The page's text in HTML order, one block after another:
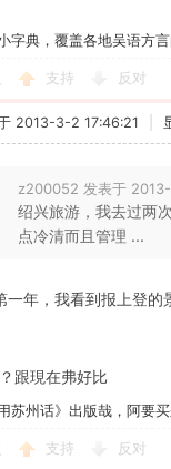
字典，覆盖各地吴语方言
支持 反对
2013-3-2 17:46:21
z200052 发表于
绍兴旅游，我去过两
点冷清而且管理 ...
一年，我看到报上登的
跟現在弗好比
用苏州话》出版哉，阿要
支持 反对